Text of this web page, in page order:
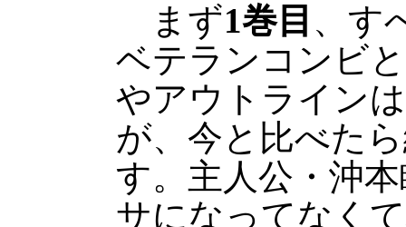
まず1巻目 、す
ベテランコンビ
やアウトライン
が、今と比べた
す。主人公・沖
サになってなく